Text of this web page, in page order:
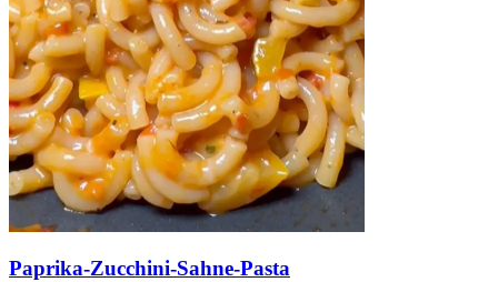
Paprika-Zucchini-Sahne-Pasta